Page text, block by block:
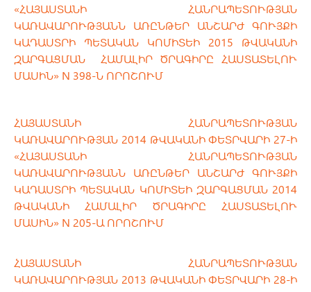
«ՀԱՅԱՍՏԱՆԻ ՀԱՆՐԱՊԵՏՈՒԹՅԱՆ
ԿԱՌԱՎԱՐՈՒԹՅԱՆՆ ԱՌԸՆԹԵՐ ԱՆՇԱՐԺ ԳՈՒՅՔԻ
ԿԱԴԱՍՏՐԻ ՊԵՏԱԿԱՆ ԿՈՄԻՏԵԻ 2015 ԹՎԱԿԱՆԻ
ԶԱՐԳԱՑՄԱՆ ՀԱՄԱԼԻՐ ԾՐԱԳԻՐԸ ՀԱՍՏԱՏԵԼՈՒ
ՄԱՍԻՆ» N 398-Ն ՈՐՈՇՈՒՄ
ՀԱՅԱՍՏԱՆԻ ՀԱՆՐԱՊԵՏՈՒԹՅԱՆ
ԿԱՌԱՎԱՐՈՒԹՅԱՆ 2014 ԹՎԱԿԱՆԻ ՓԵՏՐՎԱՐԻ 27-Ի
«ՀԱՅԱՍՏԱՆԻ ՀԱՆՐԱՊԵՏՈՒԹՅԱՆ
ԿԱՌԱՎԱՐՈՒԹՅԱՆՆ ԱՌԸՆԹԵՐ ԱՆՇԱՐԺ ԳՈՒՅՔԻ
ԿԱԴԱՍՏՐԻ ՊԵՏԱԿԱՆ ԿՈՄԻՏԵԻ ԶԱՐԳԱՑՄԱՆ 2014
ԹՎԱԿԱՆԻ ՀԱՄԱԼԻՐ ԾՐԱԳԻՐԸ ՀԱՍՏԱՏԵԼՈՒ
ՄԱՍԻՆ» N 205-Ա ՈՐՈՇՈՒՄ
ՀԱՅԱՍՏԱՆԻ ՀԱՆՐԱՊԵՏՈՒԹՅԱՆ
ԿԱՌԱՎԱՐՈՒԹՅԱՆ 2013 ԹՎԱԿԱՆԻ ՓԵՏՐՎԱՐԻ 28-Ի